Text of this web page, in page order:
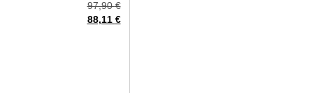
97,90€
88,11 €